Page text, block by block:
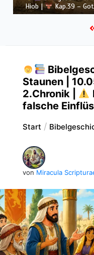
Hiob |
Kap.38 –
Staunen |
2.Chronik |
falsche
Start
von Miracula